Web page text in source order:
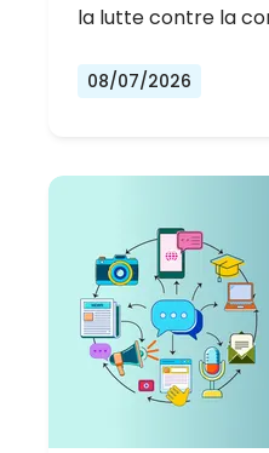
la lutte contre la
08/07/2026